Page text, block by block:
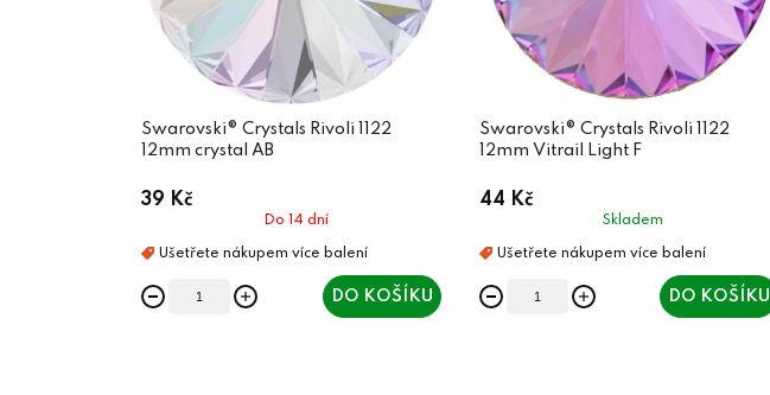
Swarovski® Crystals Rivoli 1122
12mm crystal AB
39 Kč
Do 14 dní
DO KOŠÍKU
Swarovski® Crystals Rivoli 1122
12mm Vitrail Light F
44 Kč
Skladem
DO KOŠÍKU